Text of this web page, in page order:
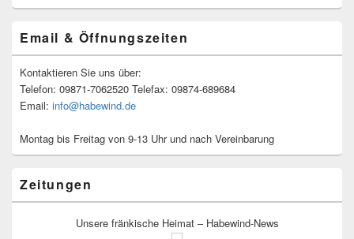
Email & Öffnungszeiten
Kontaktieren Sie uns über:
Telefon: 09871-7062520 Telefax: 09874-689684
Email: info@habewind.de
Montag bis Freitag von 9-13 Uhr und nach Vereinbarung
Zeitungen
Unsere fränkische Heimat – Habewind-News